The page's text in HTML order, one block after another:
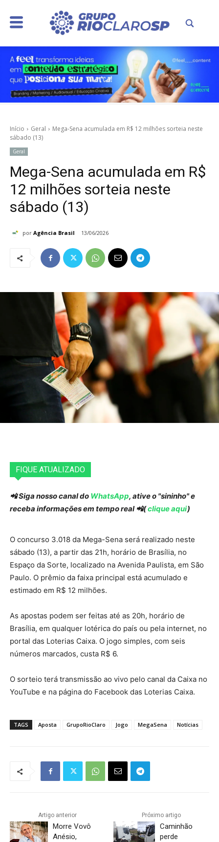
Início Geral
Mega-Sena acumulada em R$ 12 milhões sorteia neste
sábado (13)
Geral
Mega-Sena acumulada em R$
12 milhões sorteia neste
sábado (13)
por Agência Brasil 13/06/2026
FIQUE ATUALIZADO
📲 Siga nosso canal do WhatsApp, ative o "sininho" e
receba informações em tempo real 📲(clique aqui)
O concurso 3.018 da Mega-Sena será realizado neste
sábado (13), a partir das 21h, horário de Brasília, no
Espaço da Sorte, localizado na Avenida Paulista, em São
Paulo. O prêmio da faixa principal está acumulado e
estimado em R$ 12 milhões.
As apostas podem ser feitas até as 20h, horário de
Brasília, em qualquer lotérica do país ou pela internet, no
portal das Loterias Caixa. O jogo simples, com seis
números marcados, custa R$ 6.
O sorteio terá transmissão ao vivo pelo canal da Caixa no
YouTube e na página do Facebook das Loterias Caixa.
TAGS Aposta GrupoRioClaro Jogo MegaSena Notícias
Artigo anterior
Morre Vovô
Anésio,
Próximo artigo
Caminhão
perde